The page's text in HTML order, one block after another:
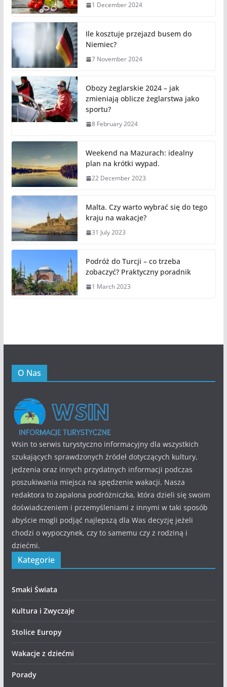
1 December 2024
Ile kosztuje przejazd busem do
Niemiec?
7 November 2024
Obozy żeglarskie 2024 – jak
zmieniają oblicze żeglarstwa jako
sportu?
8 February 2024
Weekend na Mazurach: idealny
plan na krótki wypad.
22 December 2023
Malta. Czy warto wybrać się do tego
kraju na wakacje?
31 July 2023
Podróż do Turcji – co trzeba
zobaczyć? Praktyczny poradnik
1 March 2023
O Nas
Wsin to serwis turystyczno informacyjny dla wszystkich
szukających sprawdzonych źródeł dotyczących kultury,
jedzenia oraz innych przydatnych informacji podczas
poszukiwania miejsca na spędzenie wakacji. Nasza
redaktora to zapalona podróżniczka, która dzieli się swoim
doświadczeniem i przemyśleniami z innymi w taki sposób
abyście mogli podjąć najlepszą dla Was decyzję jeżeli
chodzi o wypoczynek, czy to samemu czy z rodziną i
dziećmi.
Kategorie
Smaki Świata
Kultura i Zwyczaje
Stolice Europy
Wakacje z dziećmi
Porady